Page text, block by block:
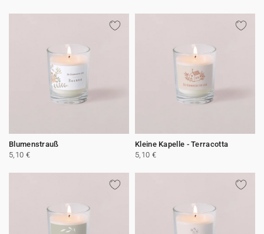
Blumenstrauß
5,10 €
Kleine Kapelle - Terracotta
5,10 €